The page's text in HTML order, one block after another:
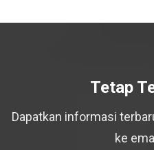
Tetap
Dapatkan informasi
ke